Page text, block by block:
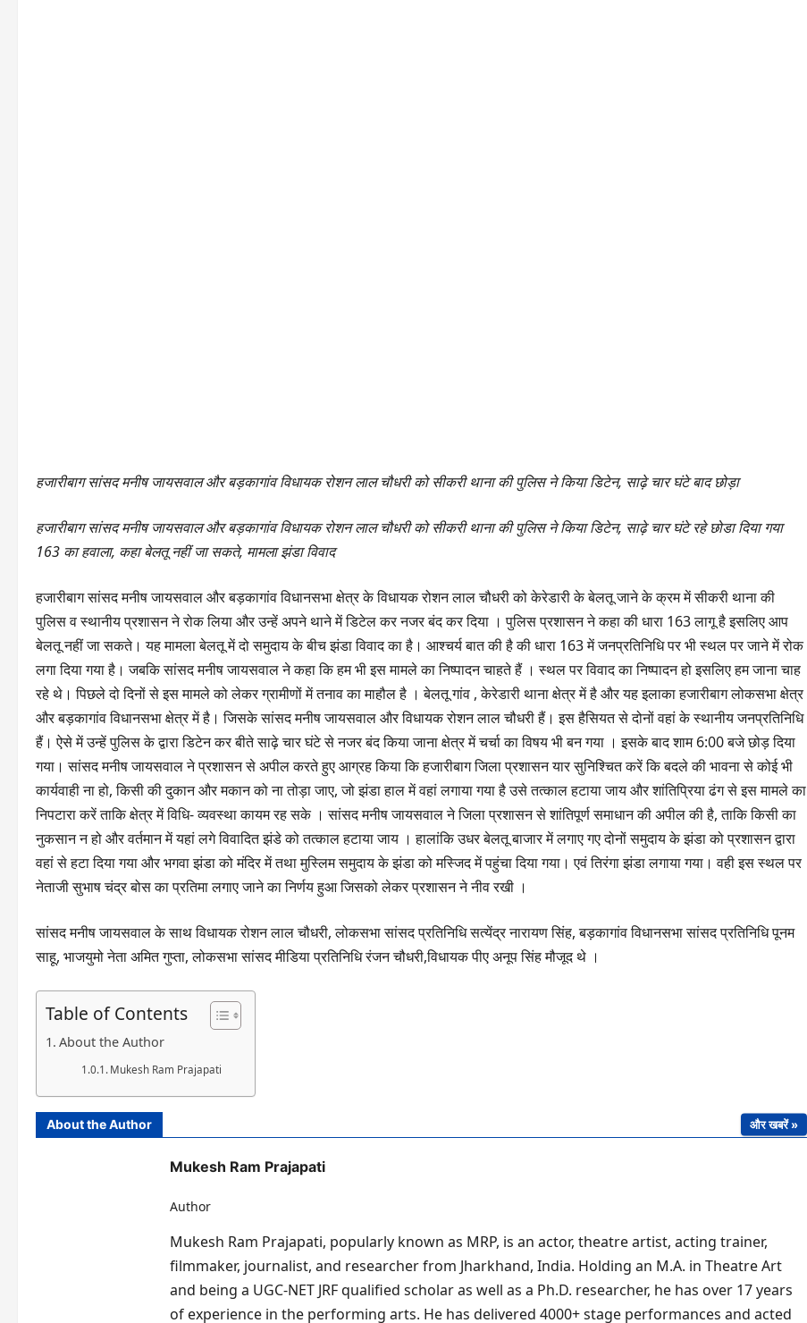
हजारीबाग सांसद मनीष जायसवाल और बड़कागांव विधायक रोशन लाल चौधरी को सीकरी थाना की पुलिस ने किया डिटेन, साढ़े चार घंटे बाद छोड़ा
हजारीबाग सांसद मनीष जायसवाल और बड़कागांव विधायक रोशन लाल चौधरी को सीकरी थाना की पुलिस ने किया डिटेन, साढ़े चार घंटे रहे छोडा दिया गया
163 का हवाला, कहा बेलतू नहीं जा सकते, मामला झंडा विवाद
हजारीबाग सांसद मनीष जायसवाल और बड़कागांव विधानसभा क्षेत्र के विधायक रोशन लाल चौधरी को केरेडारी के बेलतू जाने के क्रम में सीकरी थाना की
पुलिस व स्थानीय प्रशासन ने रोक लिया और उन्हें अपने थाने में डिटेल कर नजर बंद कर दिया । पुलिस प्रशासन ने कहा की धारा 163 लागू है इसलिए आप
बेलतू नहीं जा सकते। यह मामला बेलतू में दो समुदाय के बीच झंडा विवाद का है। आश्चर्य बात की है की धारा 163 में जनप्रतिनिधि पर भी स्थल पर जाने में रोक
लगा दिया गया है। जबकि सांसद मनीष जायसवाल ने कहा कि हम भी इस मामले का निष्पादन चाहते हैं । स्थल पर विवाद का निष्पादन हो इसलिए हम जाना चाह
रहे थे। पिछले दो दिनों से इस मामले को लेकर ग्रामीणों में तनाव का माहौल है । बेलतू गांव , केरेडारी थाना क्षेत्र में है और यह इलाका हजारीबाग लोकसभा क्षेत्र
और बड़कागांव विधानसभा क्षेत्र में है। जिसके सांसद मनीष जायसवाल और विधायक रोशन लाल चौधरी हैं। इस हैसियत से दोनों वहां के स्थानीय जनप्रतिनिधि
हैं। ऐसे में उन्हें पुलिस के द्वारा डिटेन कर बीते साढ़े चार घंटे से नजर बंद किया जाना क्षेत्र में चर्चा का विषय भी बन गया । इसके बाद शाम 6:00 बजे छोड़ दिया
गया। सांसद मनीष जायसवाल ने प्रशासन से अपील करते हुए आग्रह किया कि हजारीबाग जिला प्रशासन यार सुनिश्चित करें कि बदले की भावना से कोई भी
कार्यवाही ना हो, किसी की दुकान और मकान को ना तोड़ा जाए, जो झंडा हाल में वहां लगाया गया है उसे तत्काल हटाया जाय और शांतिप्रिया ढंग से इस मामले का
निपटारा करें ताकि क्षेत्र में विधि- व्यवस्था कायम रह सके । सांसद मनीष जायसवाल ने जिला प्रशासन से शांतिपूर्ण समाधान की अपील की है, ताकि किसी का
नुकसान न हो और वर्तमान में यहां लगे विवादित झंडे को तत्काल हटाया जाय । हालांकि उधर बेलतू बाजार में लगाए गए दोनों समुदाय के झंडा को प्रशासन द्वारा
वहां से हटा दिया गया और भगवा झंडा को मंदिर में तथा मुस्लिम समुदाय के झंडा को मस्जिद में पहुंचा दिया गया। एवं तिरंगा झंडा लगाया गया। वही इस स्थल पर
नेताजी सुभाष चंद्र बोस का प्रतिमा लगाए जाने का निर्णय हुआ जिसको लेकर प्रशासन ने नीव रखी ।
सांसद मनीष जायसवाल के साथ विधायक रोशन लाल चौधरी, लोकसभा सांसद प्रतिनिधि सत्येंद्र नारायण सिंह, बड़कागांव विधानसभा सांसद प्रतिनिधि पूनम
साहू, भाजयुमो नेता अमित गुप्ता, लोकसभा सांसद मीडिया प्रतिनिधि रंजन चौधरी,विधायक पीए अनूप सिंह मौजूद थे ।
Table of Contents
About the Author
Mukesh Ram Prajapati
About the Author और खबरें »
Mukesh Ram Prajapati
Author
Mukesh Ram Prajapati, popularly known as MRP, is an actor, theatre artist, acting trainer,
filmmaker, journalist, and researcher from Jharkhand, India. Holding an M.A. in Theatre Art
and being a UGC-NET JRF qualified scholar as well as a Ph.D. researcher, he has over 17 years
of experience in the performing arts. He has delivered 4000+ stage performances and acted